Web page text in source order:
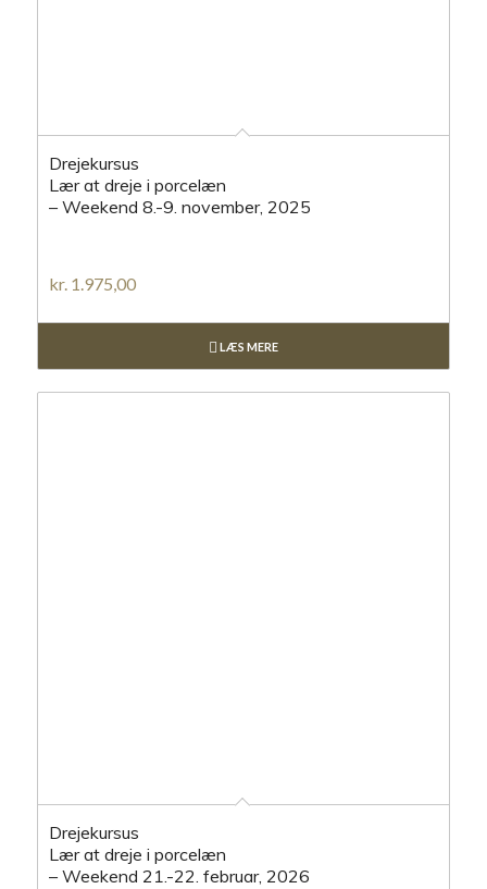
Drejekursus
Lær at dreje i porcelæn
– Weekend 8.-9. november, 2025
kr. 1.975,00
LÆS MERE
Drejekursus
Lær at dreje i porcelæn
– Weekend 21.-22. februar, 2026